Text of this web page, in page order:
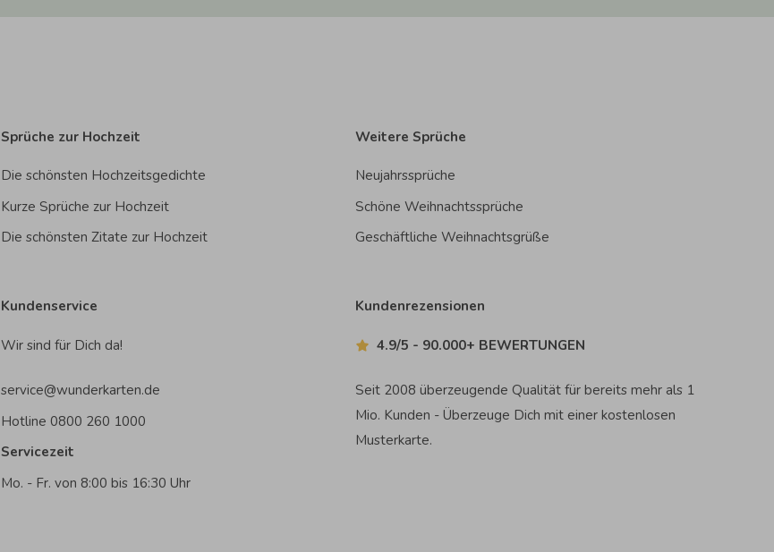
Sprüche zur Hochzeit
Die schönsten Hochzeitsgedichte
Kurze Sprüche zur Hochzeit
Die schönsten Zitate zur Hochzeit
Weitere Sprüche
Neujahrssprüche
Schöne Weihnachtssprüche
Geschäftliche Weihnachtsgrüße
Kundenservice
Wir sind für Dich da!
service@wunderkarten.de
Hotline 0800 260 1000
Servicezeit
Mo. - Fr. von 8:00 bis 16:30 Uhr
Kundenrezensionen
4.9/5 - 90.000+ BEWERTUNGEN
Seit 2008 überzeugende Qualität für bereits mehr als 1
Mio. Kunden - Überzeuge Dich mit einer kostenlosen
Musterkarte.